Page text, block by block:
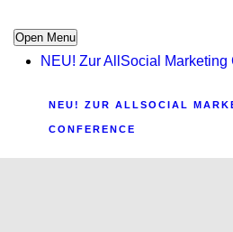
Open Menu
NEU! Zur AllSocial Marketing
NEU! ZUR ALLSOCIAL
CONFERENCE